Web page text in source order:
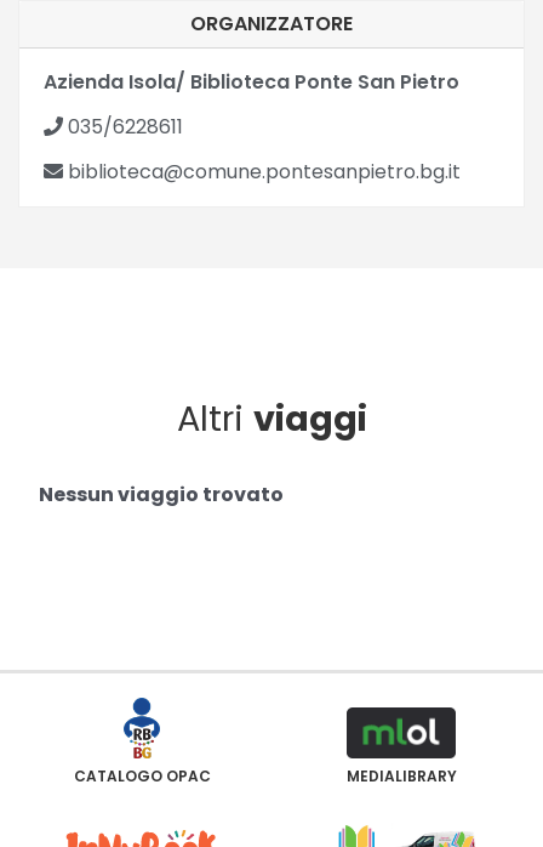
ORGANIZZATORE
Azienda Isola/ Biblioteca Ponte San Pietro
035/6228611
biblioteca@comune.pontesanpietro.bg.it
Altri viaggi
Nessun viaggio trovato
CATALOGO OPAC MEDIALIBRARY